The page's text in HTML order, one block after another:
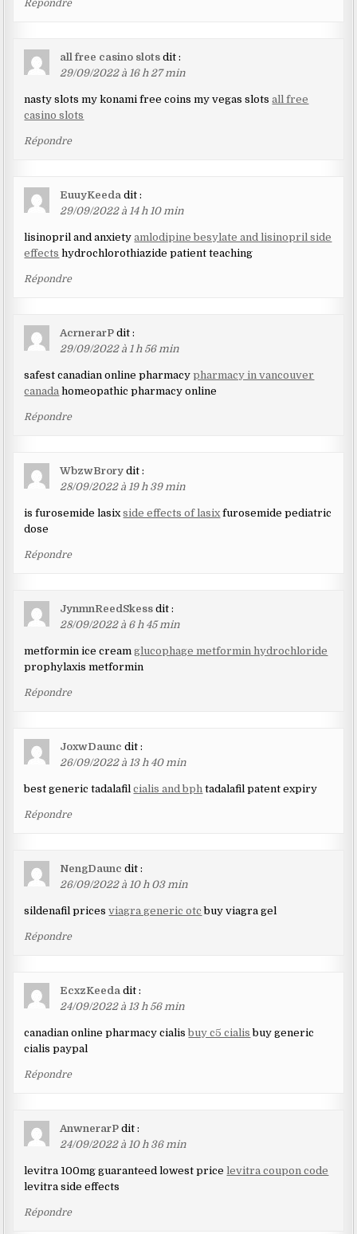
Répondre
all free casino slots dit :
29/09/2022 à 16 h 27 min
nasty slots my konami free coins my vegas slotsall free
casino slots
Répondre
EuuyKeeda dit :
29/09/2022 à 14 h 10 min
lisinopril and anxietyamlodipine besylate and lisinopril side
effects hydrochlorothiazide patient teaching
Répondre
AcrnerarP dit :
29/09/2022 à 1 h 56 min
safest canadian online pharmacypharmacy in vancouver
canada homeopathic pharmacy online
Répondre
WbzwBrory dit :
28/09/2022 à 19 h 39 min
is furosemide lasixside effects of lasix furosemide pediatric
dose
Répondre
JynmnReedSkess dit :
28/09/2022 à 6 h 45 min
metformin ice creamglucophage metformin hydrochloride
prophylaxis metformin
Répondre
JoxwDaunc dit :
26/09/2022 à 13 h 40 min
best generic tadalafilcialis and bph tadalafil patent expiry
Répondre
NengDaunc dit :
26/09/2022 à 10 h 03 min
sildenafil pricesviagra generic otc buy viagra gel
Répondre
EcxzKeeda dit :
24/09/2022 à 13 h 56 min
canadian online pharmacy cialisbuy c5 cialis buy generic
cialis paypal
Répondre
AnwnerarP dit :
24/09/2022 à 10 h 36 min
levitra 100mg guaranteed lowest price levitra coupon code
levitra side effects
Répondre